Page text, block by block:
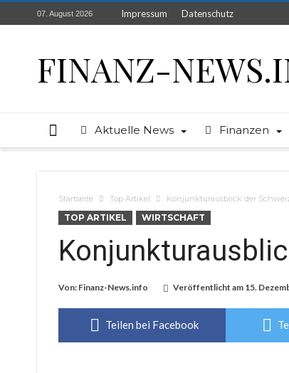
07. August 2026 Impressum Datenschutz
FINANZ-
Aktuelle News Finanzen
Startseite Top Artikel Konjunkturausblick der
TOP ARTIKEL WIRTSCHAFT
Von: Finanz-News.info Veröffentlicht am 15.
Teilen bei Facebook